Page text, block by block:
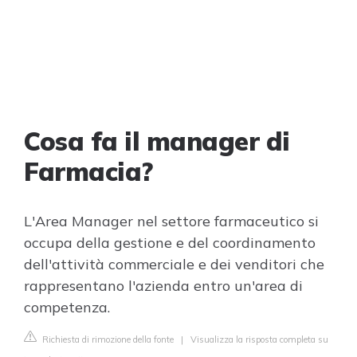
Cosa fa il manager di
Farmacia?
L'Area Manager nel settore farmaceutico si
occupa della gestione e del coordinamento
dell'attività commerciale e dei venditori che
rappresentano l'azienda entro un'area di
competenza.
Richiesta di rimozione della fonte | Visualizza la risposta completa su